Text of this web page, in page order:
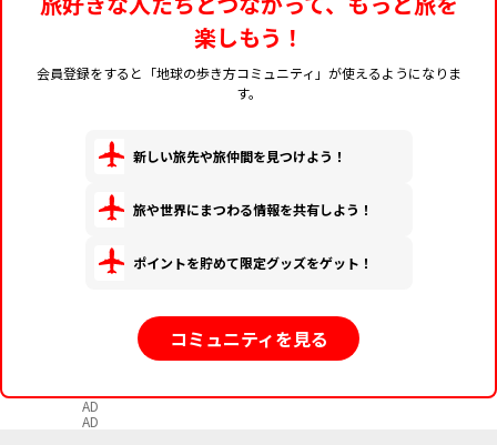
楽しもう！
会員登録をすると「地球の歩き方コミュニティ」が使えるようになりま
す。
新しい旅先や旅仲間を見つけよう！
旅や世界にまつわる情報を共有しよう！
ポイントを貯めて限定グッズをゲット！
コミュニティを見る
AD
AD